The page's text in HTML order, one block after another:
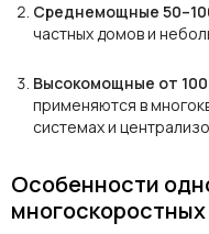
Среднемощные
частных домов и
Высокомощные от
применяются в
системах и
Особенности